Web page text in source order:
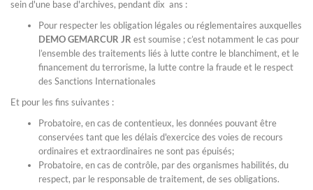
sein d'une base d'archives, pendant dix ans :
Pour respecter les obligation légales ou réglementaires auxquelles
DEMO GEMARCUR JR est soumise ; c’est notamment le cas pour
l’ensemble des traitements liés à lutte contre le blanchiment, et le
financement du terrorisme, la lutte contre la fraude et le respect
des Sanctions Internationales
Et pour les fins suivantes :
Probatoire, en cas de contentieux, les données pouvant être
conservées tant que les délais d'exercice des voies de recours
ordinaires et extraordinaires ne sont pas épuisés;
Probatoire, en cas de contrôle, par des organismes habilités, du
respect, par le responsable de traitement, de ses obligations.